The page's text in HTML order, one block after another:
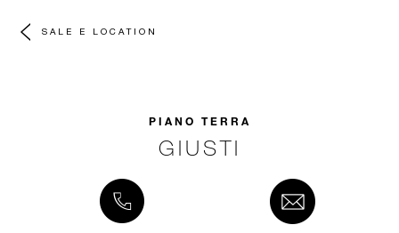
SALE E LOCATION
PIANO TERRA
GIUSTI